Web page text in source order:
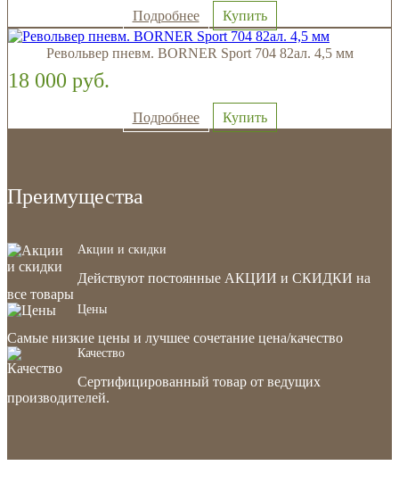
Подробнее Купить
Револьвер пневм. BORNER Sport 704 82ал. 4,5 мм
18 000 руб.
Подробнее Купить
Преимущества
Акции и скидки
Действуют постоянные АКЦИИ и СКИДКИ на
все товары
Цены
Самые низкие цены и лучшее сочетание цена/качество
Качество
Сертифицированный товар от ведущих
производителей.